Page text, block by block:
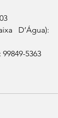
D’Água):
5363